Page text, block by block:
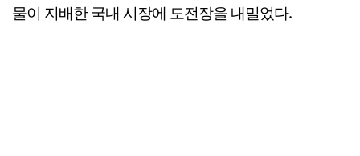
물이 지배한 국내 시장에 도전장을 내밀었다.